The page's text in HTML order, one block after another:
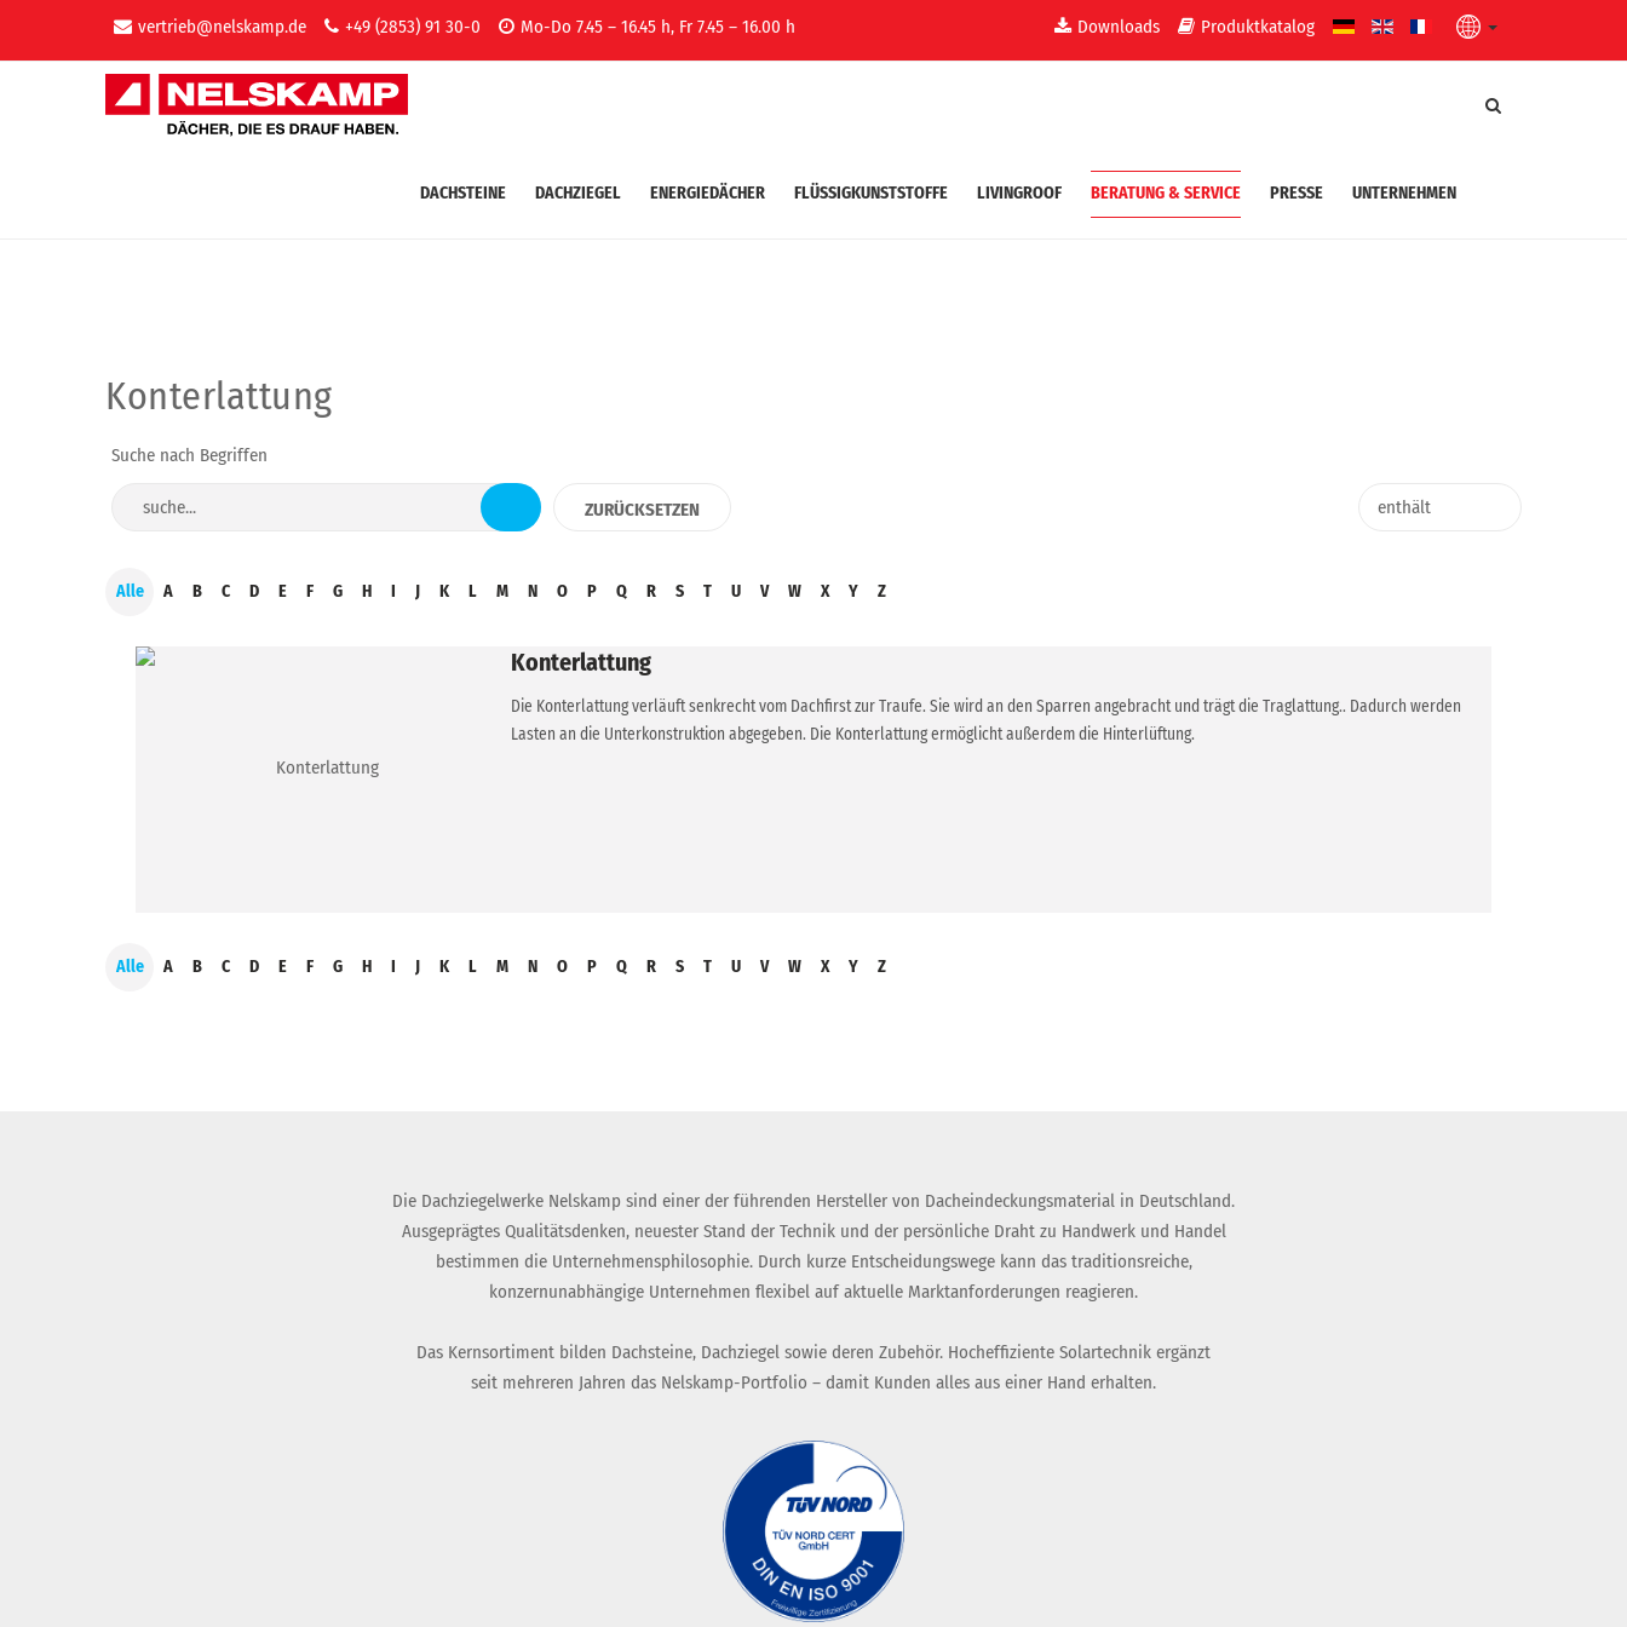
vertrieb@nelskamp.de +49 (2853) 91 30-0 Mo-Do 7.45 – 16.45 h, Fr 7.45 – 16.00 h Downloads Produktkatalog
DACHSTEINE DACHZIEGEL ENERGIEDÄCHER FLÜSSIGKUNSTSTOFFE LIVINGROOF BERATUNG & SERVICE PRESSE UNTERNEHMEN
Konterlattung
Suche nach Begriffen
Alle A B C D E F G H I J K L M N O P Q R S T U V W X Y Z
Konterlattung
Die Konterlattung verläuft senkrecht vom Dachfirst zur Traufe. Sie wird an den Sparren angebracht und trägt die Traglattung.. Dadurch werden
Lasten an die Unterkonstruktion abgegeben. Die Konterlattung ermöglicht außerdem die Hinterlüftung.
Alle A B C D E F G H I J K L M N O P Q R S T U V W X Y Z
Die Dachziegelwerke Nelskamp sind einer der führenden Hersteller von Dacheindeckungsmaterial in Deutschland.
Ausgeprägtes Qualitätsdenken, neuester Stand der Technik und der persönliche Draht zu Handwerk und Handel
bestimmen die Unternehmensphilosophie. Durch kurze Entscheidungswege kann das traditionsreiche,
konzernunabhängige Unternehmen flexibel auf aktuelle Marktanforderungen reagieren.
Das Kernsortiment bilden Dachsteine, Dachziegel sowie deren Zubehör. Hocheffiziente Solartechnik ergänzt
seit mehreren Jahren das Nelskamp-Portfolio – damit Kunden alles aus einer Hand erhalten.